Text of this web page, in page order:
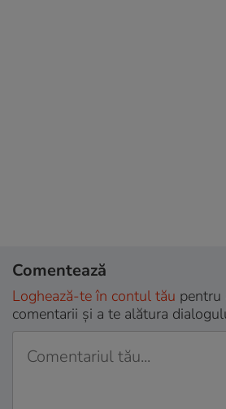
Comentează
Loghează-te în contul tău pentru
comentarii și a te alătura